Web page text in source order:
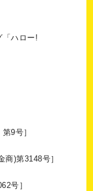
「ハロー!
9号］
商)第3148号］
号］